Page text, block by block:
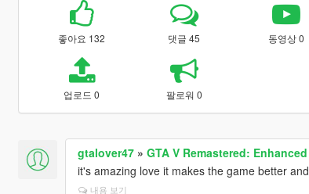
좋아요 132 댓글 45 동영상 0
업로드 0 팔로워 0
gtalover47» GTA V Remastered:
it's amazing love it makes the game better
내용 보기